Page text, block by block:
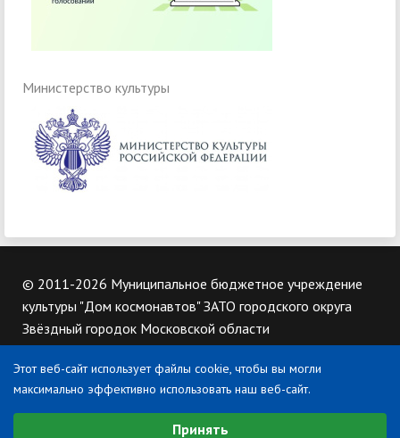
Министерство культуры
© 2011-2026 Муниципальное бюджетное учреждение
культуры "Дом космонавтов" ЗАТО городского округа
Звёздный городок Московской области
Контакты
141160, Московская область, п.Звездный городок, д.7
Тел: 8-498-950-12-82
Этот веб-сайт использует файлы cookie, чтобы вы могли
максимально эффективно использовать наш веб-сайт.
Принять